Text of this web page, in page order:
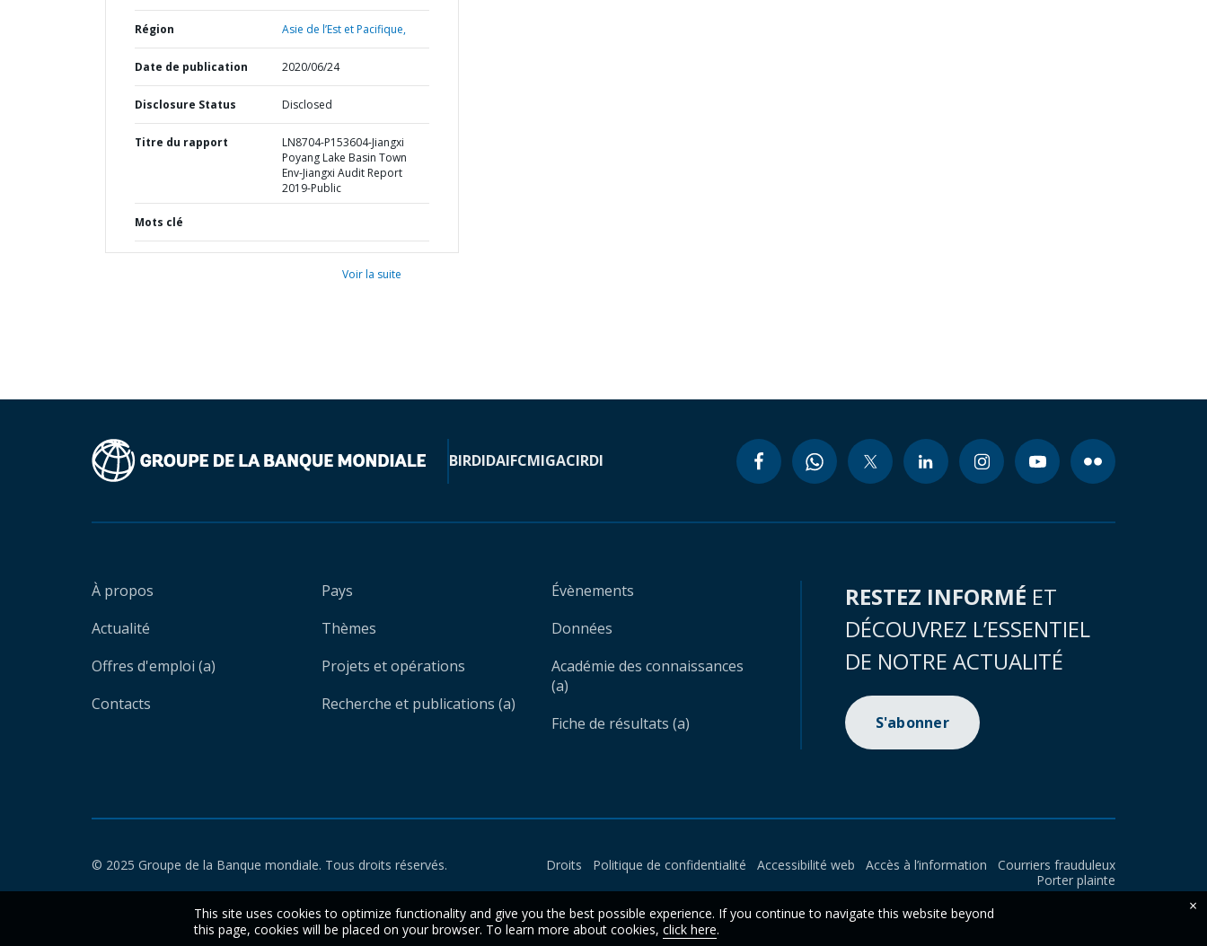
Région Asie de l’Est et Pacifique,
Date de publication 2020/06/24
Disclosure Status Disclosed
Titre du rapport
LN8704-P153604-Jiangxi
Poyang Lake Basin Town
Env-Jiangxi Audit Report
2019-Public
Mots clé
Voir la suite
BIRDIDAIFCMIGACIRDI
À propos
Actualité
Offres d'emploi (a)
Contacts
Pays
Thèmes
Projets et opérations
Recherche et publications (a)
Évènements
Données
Académie des connaissances
(a)
Fiche de résultats (a)
RESTEZ INFORMÉ ET
DÉCOUVREZ L’ESSENTIEL
DE NOTRE ACTUALITÉ
S'abonner
© 2025 Groupe de la Banque mondiale. Tous droits réservés. Droits Politique de confidentialité Accessibilité web Accès à l’information
Courriers frauduleux
Porter plainte
This site uses cookies to optimize functionality and give you the best possible experience. If you continue to navigate this website beyond
this page, cookies will be placed on your browser. To learn more about cookies, click here.
×